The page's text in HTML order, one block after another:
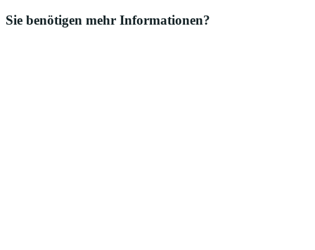
Sie benötigen mehr Informationen?